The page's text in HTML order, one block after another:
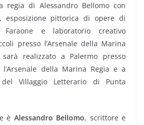
regia di Alessandro Bellomo con
esposizione pittorica di opere di
Faraone e laboratorio creativo
presso l’Arsenale della Marina
realizzato a Palermo presso
della Marina Regia e a
del Villaggio Letterario di Punta
è Alessandro Bellomo, scrittore e